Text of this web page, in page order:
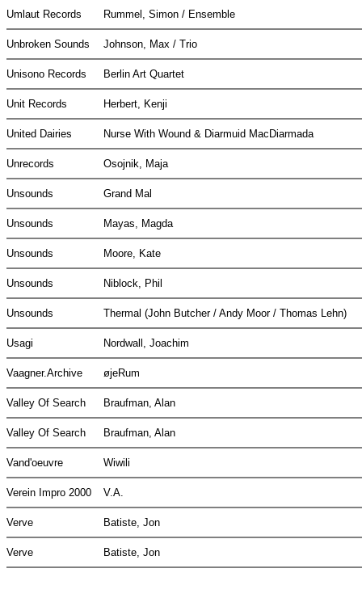
Umlaut Records Rummel, Simon / Ensemble
Unbroken Sounds Johnson, Max / Trio
Unisono Records Berlin Art Quartet
Unit Records Herbert, Kenji
United Dairies Nurse With Wound & Diarmuid MacDiarmada
Unrecords Osojnik, Maja
Unsounds Grand Mal
Unsounds Mayas, Magda
Unsounds Moore, Kate
Unsounds Niblock, Phil
Unsounds Thermal (John Butcher / Andy Moor / Thomas Lehn)
Usagi Nordwall, Joachim
Vaagner.Archive øjeRum
Valley Of Search Braufman, Alan
Valley Of Search Braufman, Alan
Vand'oeuvre Wiwili
Verein Impro 2000 V.A.
Verve Batiste, Jon
Verve Batiste, Jon